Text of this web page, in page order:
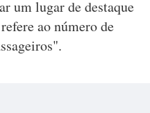
um lugar de destaque
ao número de